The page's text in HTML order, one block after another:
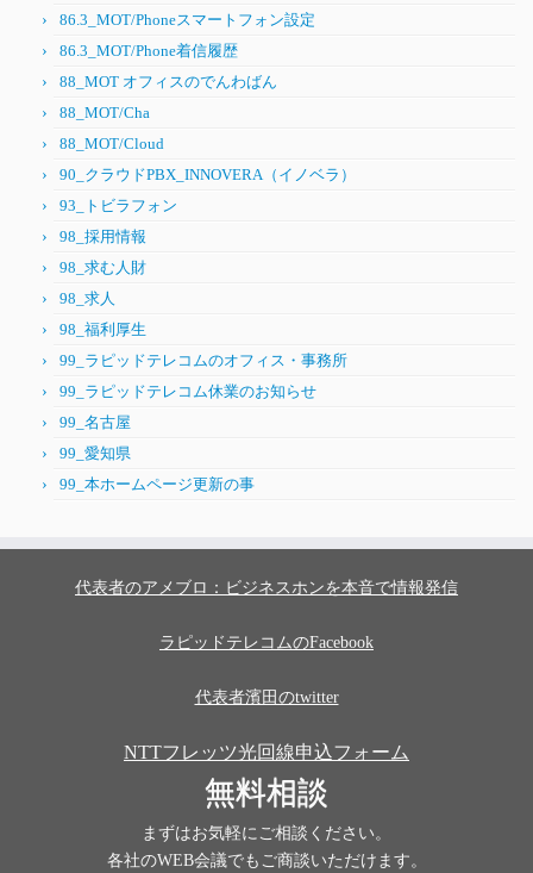
86.3_MOT/Phoneスマートフォン設定
86.3_MOT/Phone着信履歴
88_MOT オフィスのでんわばん
88_MOT/Cha
88_MOT/Cloud
90_クラウドPBX_INNOVERA（イノベラ）
93_トビラフォン
98_採用情報
98_求む人財
98_求人
98_福利厚生
99_ラピッドテレコムのオフィス・事務所
99_ラピッドテレコム休業のお知らせ
99_名古屋
99_愛知県
99_本ホームページ更新の事
代表者のアメブロ：ビジネスホンを本音で情報発信
ラピッドテレコムのFacebook
代表者濱田のtwitter
NTTフレッツ光回線申込フォーム
無料相談
まずはお気軽にご相談ください。
各社のWEB会議でもご商談いただけます。